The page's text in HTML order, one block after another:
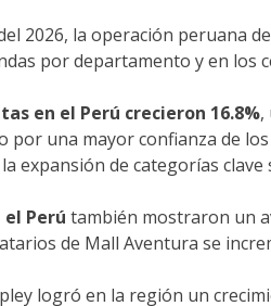
2026, la operación peruana
por departamento y en los
en el Perú crecieron 16.8%,
una mayor confianza de
expansión de categorías
Perú también mostraron un
de Mall Aventura se
logró en la región un